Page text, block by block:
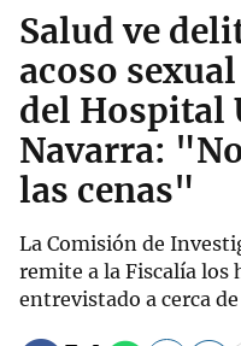
Salud ve
acoso
del Hospital
Navarra:
las cenas"
La Comisión de
remite a la Fiscalía los
entrevistado a cerca